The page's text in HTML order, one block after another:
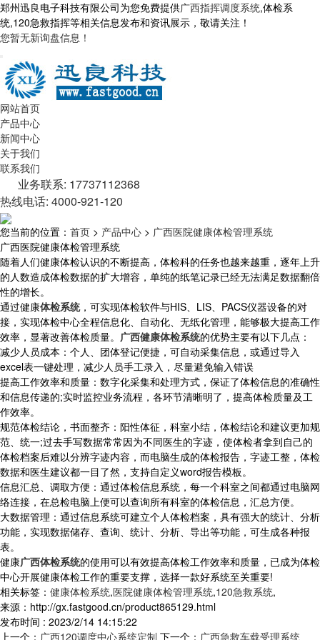
郑州迅良电子科技有限公司为您免费提供广西指挥调度系统,体检系
统,120急救指挥等相关信息发布和资讯展示，敬请关注！
您暂无新询盘信息！
网站首页
产品中心
新闻中心
关于我们
联系我们
业务联系: 17737112368
热线电话: 4000-921-120
您当前的位置： 首页 > 产品中心 > 广西医院健康体检管理系统
广西医院健康体检管理系统
随着人们健康体检认识的不断提高，体检科的任务也越来越重，逐年上升
的人数造成体检数据的扩大增容，单纯的纸笔记录已经无法满足数据翻倍
性的增长。
通过健康体检系统，可实现体检软件与HIS、LIS、PACS仪器设备的对
接，实现体检中心全程信息化、自动化、无纸化管理，能够极大提高工作
效率，显著改善体检质量。 广西健康体检系统的优势主要有以下几点：
减少人员成本：个人、团体登记便捷，可自动采集信息，或通过导入
excel表一键处理，减少人员手工录入，尽量避免输入错误
提高工作效率和质量：数字化采集和处理方式，保证了体检信息的准确性
和信息传递的;实时监控业务流程，各环节清晰明了，提高体检质量及工
作效率。
规范体检结论，书面整齐：阳性体征，科室小结，体检结论和建议更加规
范、统一;过去手写数据常常因为不同医生的字迹，使体检者拿到自己的
体检档案后难以分辨字迹内容，而电脑生成的体检报告，字迹工整，体检
数据和医生建议都一目了然，支持自定义word报告模板。
信息汇总、调取方便：通过体检信息系统，每一个科室之间都通过电脑网
络连接，在总检电脑上便可以查询所有科室的体检信息，汇总方便。
大数据管理：通过信息系统可建立个人体检档案，具有强大的统计、分析
功能，实现数据储存、查询、统计、分析、导出等功能，可生成各种报
表。
健康广西体检系统的使用可以有效提高体检工作效率和质量，已成为体检
中心开展健康体检工作的重要支撑，选择一款好系统至关重要!
相关标签： 健康体检系统,医院健康体检管理系统,120急救系统,
来源：http://gx.fastgood.cn/product865129.html
发布时间 : 2023/2/14 14:15:22
上一个： 广西120调度中心系统定制 下一个： 广西急救车载受理系统